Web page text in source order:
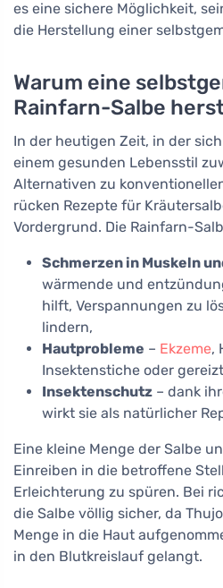
es eine sichere Möglichkeit,
die Herstellung einer
Warum eine
Rainfarn-Salbe
In der heutigen Zeit, in der
einem gesunden Lebensstil
Alternativen zu
rücken Rezepte für
Vordergrund. Die Rainfarn-
Schmerzen in Muskeln
wärmende und
hilft, Verspannungen zu
lindern,
Hautprobleme – Ekzeme,
Insektenstiche oder
Insektenschutz – dank
wirkt sie als natürlicher
Eine kleine Menge der Salbe
Einreiben in die betroffene
Erleichterung zu spüren. Bei
die Salbe völlig sicher, da
Menge in die Haut
in den Blutkreislauf gelangt.